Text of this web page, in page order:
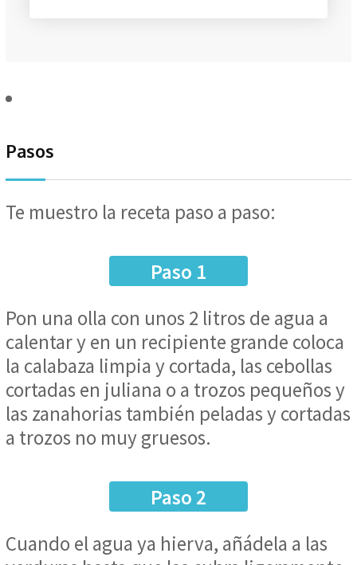
Pasos
Te muestro la receta paso a paso:
Paso 1
Pon una olla con unos 2 litros de agua a
calentar y en un recipiente grande coloca
la calabaza limpia y cortada, las cebollas
cortadas en juliana o a trozos pequeños y
las zanahorias también peladas y cortadas
a trozos no muy gruesos.
Paso 2
Cuando el agua ya hierva, añádela a las